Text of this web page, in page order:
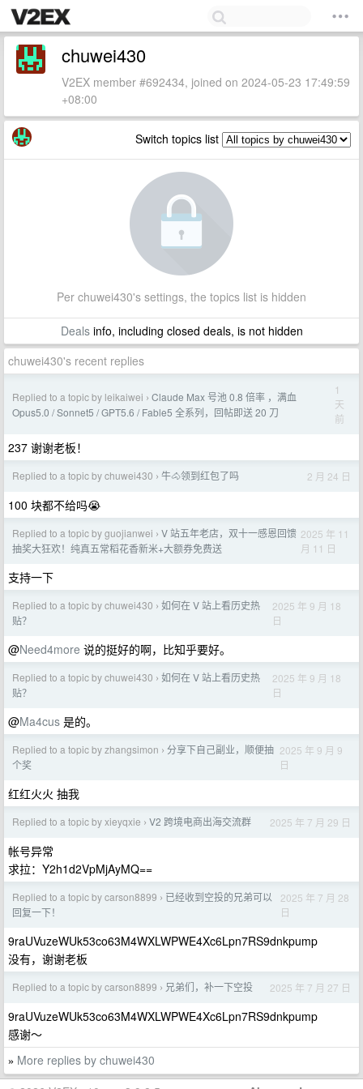
chuwei430
V2EX member #692434, joined on 2024-05-23 17:49:59
+08:00
Switch topics list
Per chuwei430's settings, the topics list is hidden
Dealsinfo, including closed deals, is not hidden
chuwei430's recent replies
Replied to a topic by leikaiwei › Claude Max 号池 0.8 倍率 ，满血
Opus5.0 / Sonnet5 / GPT5.6 / Fable5 全系列，回帖即送 20 刀
1
天
前
237 谢谢老板！
Replied to a topic by chuwei430 › 牛🐴领到红包了吗 2 月 24 日
100 块都不给吗😭
Replied to a topic by guojianwei › V 站五年老店，双十一感恩回馈
抽奖大狂欢！纯真五常稻花香新米+大额券免费送
2025 年 11
月 11 日
支持一下
Replied to a topic by chuwei430 › 如何在 V 站上看历史热
贴？
2025 年 9 月 18
日
@Need4more 说的挺好的啊，比知乎要好。
Replied to a topic by chuwei430 › 如何在 V 站上看历史热
贴？
2025 年 9 月 18
日
@Ma4cus 是的。
Replied to a topic by zhangsimon › 分享下自己副业，顺便抽
个奖
2025 年 9 月 9
日
红红火火 抽我
Replied to a topic by xieyqxie › V2 跨境电商出海交流群 2025 年 7 月 29 日
帐号异常
求拉：Y2h1d2VpMjAyMQ==
Replied to a topic by carson8899 › 已经收到空投的兄弟可以
回复一下！
2025 年 7 月 28
日
9raUVuzeWUk53co63M4WXLWPWE4Xc6Lpn7RS9dnkpump
没有，谢谢老板
Replied to a topic by carson8899 › 兄弟们，补一下空投 2025 年 7 月 27 日
9raUVuzeWUk53co63M4WXLWPWE4Xc6Lpn7RS9dnkpump
感谢～
» More replies by chuwei430